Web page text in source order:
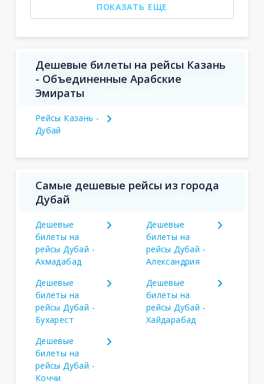
ПОКАЗАТЬ ЕЩЕ
Дешевые билеты на рейсы Казань
- Объединенные Арабские
Эмираты
Рейсы Казань -
Дубай
Самые дешевые рейсы из города
Дубай
Дешевые
билеты на
рейсы Дубай -
Ахмадабад
Дешевые
билеты на
рейсы Дубай -
Александрия
Дешевые
билеты на
рейсы Дубай -
Бухарест
Дешевые
билеты на
рейсы Дубай -
Хайдарабад
Дешевые
билеты на
рейсы Дубай -
Коччи